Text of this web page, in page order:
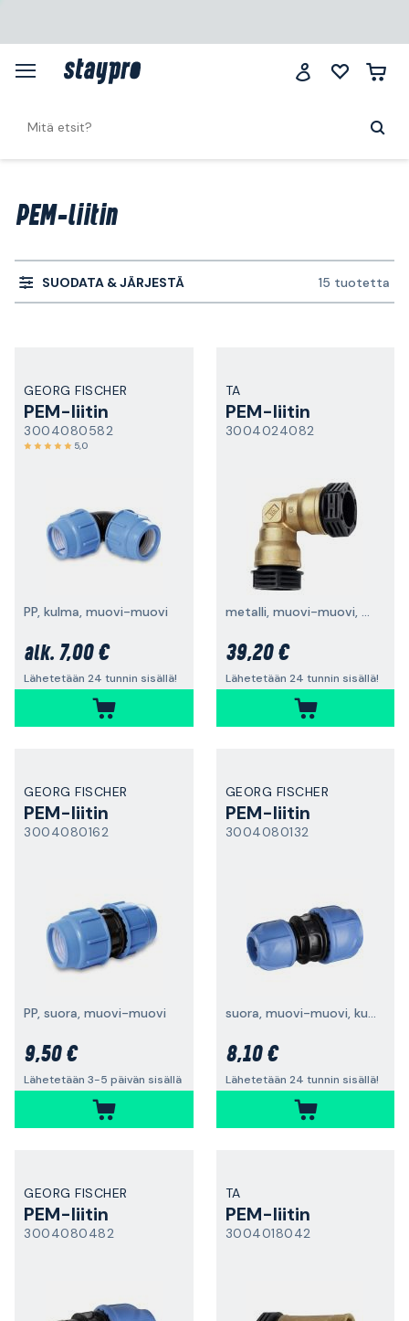
PEM-liitin
SUODATA & JÄRJESTÄ 15 tuotetta
GEORG FISCHER
PEM-liitin
3004080582
5,0
PP, kulma, muovi-muovi
alk. 7,00 €
Lähetetään 24 tunnin sisällä!
TA
PEM-liitin
3004024082
metalli, muovi-muovi, 5 kpl
39,20 €
Lähetetään 24 tunnin sisällä!
GEORG FISCHER
PEM-liitin
3004080162
PP, suora, muovi-muovi
9,50 €
Lähetetään 3-5 päivän sisällä
GEORG FISCHER
PEM-liitin
3004080132
suora, muovi-muovi, kutistettu, 25 x 20
8,10 €
Lähetetään 24 tunnin sisällä!
GEORG FISCHER
PEM-liitin
3004080482
TA
PEM-liitin
3004018042